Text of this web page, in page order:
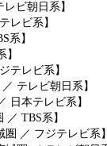
ビ朝日系】
レビ系】
系】
テレビ系】
テレビ朝日系】
日本テレビ系】
TBS系】
／ フジテレビ系】